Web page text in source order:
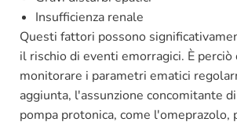
Insufficienza renale
Questi fattori possono
il rischio di eventi emorragici. È perciò
monitorare i parametri ematici
aggiunta, l'assunzione concomitante
pompa protonica, come l'omeprazolo,